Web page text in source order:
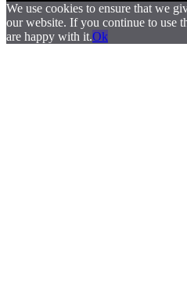
We use cookies to ensure that we
our website. If you continue to use
are happy with it.Ok